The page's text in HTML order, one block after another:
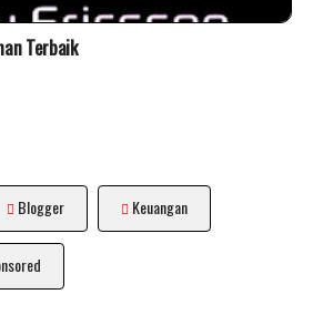
Terbaik
Blogger Keuangan